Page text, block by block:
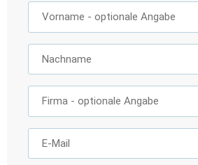
Vorname - optionale Angabe
Nachname
Firma - optionale Angabe
E-Mail